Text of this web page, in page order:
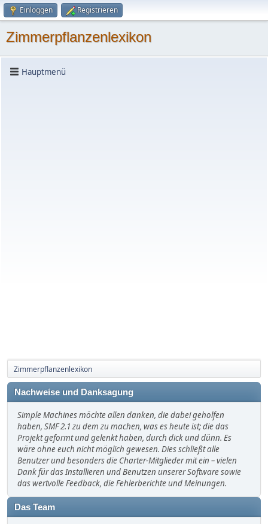
Einloggen Registrieren
Zimmerpflanzenlexikon
Hauptmenü
Zimmerpflanzenlexikon
Nachweise und Danksagung
Simple Machines möchte allen danken, die dabei geholfen
haben, SMF 2.1 zu dem zu machen, was es heute ist; die das
Projekt geformt und gelenkt haben, durch dick und dünn. Es
wäre ohne euch nicht möglich gewesen. Dies schließt alle
Benutzer und besonders die Charter-Mitglieder mit ein – vielen
Dank für das Installieren und Benutzen unserer Software sowie
das wertvolle Feedback, die Fehlerberichte und Meinungen.
Das Team